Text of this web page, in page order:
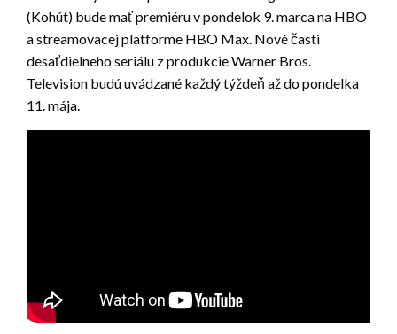
(Kohút) bude mať premiéru v pondelok 9. marca na HBO
a streamovacej platforme HBO Max. Nové časti
desaťdielneho seriálu z produkcie Warner Bros.
Television budú uvádzané každý týždeň až do pondelka
11. mája.